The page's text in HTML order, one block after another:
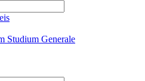
Studium Generale